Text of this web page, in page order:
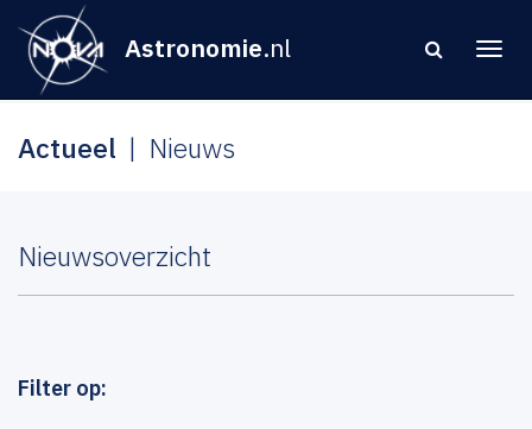
Astronomie.nl
Actueel Nieuws
Nieuwsoverzicht
Filter op: